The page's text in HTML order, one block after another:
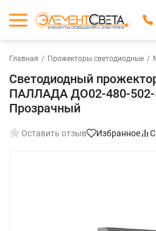
Главная / Прожекторы светодиодные /
Светодиодный
ПАЛЛАДА ДО02-480-
Прозрачный
Оставить отзыв Избранное